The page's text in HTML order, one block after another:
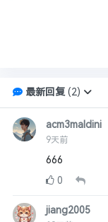
最新回复( 2)
acm3maldini
9天前
666
0
jiang2005